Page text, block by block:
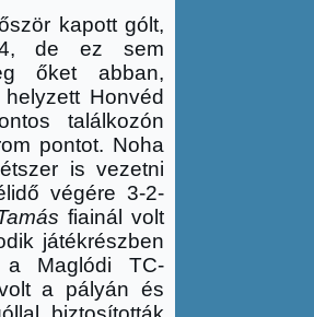
kapott gólt,
de ez sem
őket abban,
Honvéd
találkozón
pontot. Noha
is vezetni
végére 3-2-
fiainál volt
játékrészben
Maglódi TC-
a pályán és